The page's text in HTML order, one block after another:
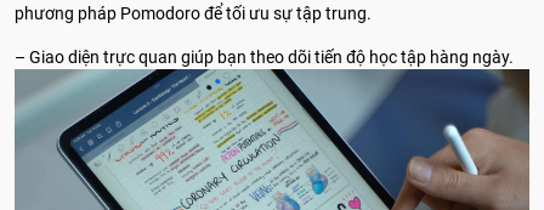
phương pháp Pomodoro để tối ưu sự tập trung.
– Giao diện trực quan giúp bạn theo dõi tiến độ học tập hàng ngày.